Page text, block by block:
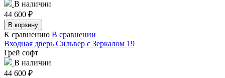
В наличии
44 600 ₽
В корзину
К сравнению В сравнении
Входная дверь Сильвер с Зеркалом 19
Грей софт
В наличии
44 600 ₽